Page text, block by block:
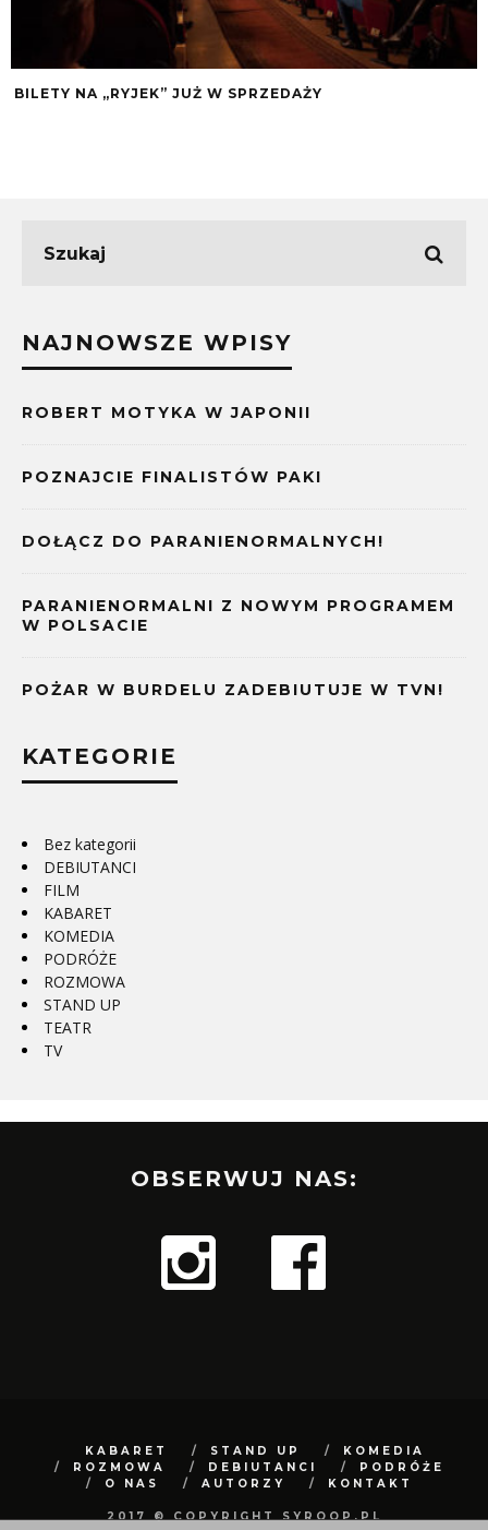
BILETY NA „RYJEK” JUŻ W SPRZEDAŻY
NAJNOWSZE WPISY
ROBERT MOTYKA W JAPONII
POZNAJCIE FINALISTÓW PAKI
DOŁĄCZ DO PARANIENORMALNYCH!
PARANIENORMALNI Z NOWYM PROGRAMEM
W POLSACIE
POŻAR W BURDELU ZADEBIUTUJE W TVN!
KATEGORIE
Bez kategorii
DEBIUTANCI
FILM
KABARET
KOMEDIA
PODRÓŻE
ROZMOWA
STAND UP
TEATR
TV
OBSERWUJ NAS:
KABARET STAND UP
KOMEDIA
ROZMOWA
DEBIUTANCI
PODRÓŻE
O NAS
AUTORZY KONTAKT
2017 © COPYRIGHT SYROOP.PL